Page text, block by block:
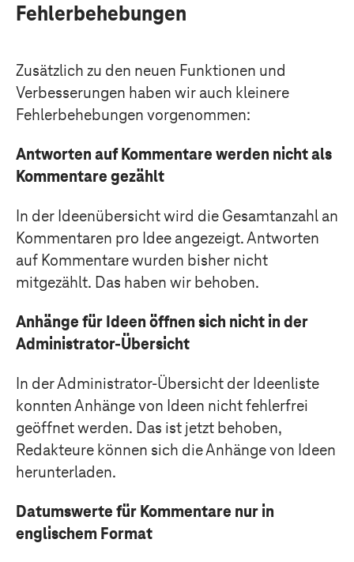
Fehlerbehebungen
Zusätzlich zu den neuen Funktionen und
Verbesserungen haben wir auch kleinere
Fehlerbehebungen vorgenommen:
Antworten auf Kommentare werden nicht als
Kommentare gezählt
In der Ideenübersicht wird die Gesamtanzahl an
Kommentaren pro Idee angezeigt. Antworten
auf Kommentare wurden bisher nicht
mitgezählt. Das haben wir behoben.
Anhänge für Ideen öffnen sich nicht in der
Administrator-Übersicht
In der Administrator-Übersicht der Ideenliste
konnten Anhänge von Ideen nicht fehlerfrei
geöffnet werden. Das ist jetzt behoben,
Redakteure können sich die Anhänge von Ideen
herunterladen.
Datumswerte für Kommentare nur in
englischem Format